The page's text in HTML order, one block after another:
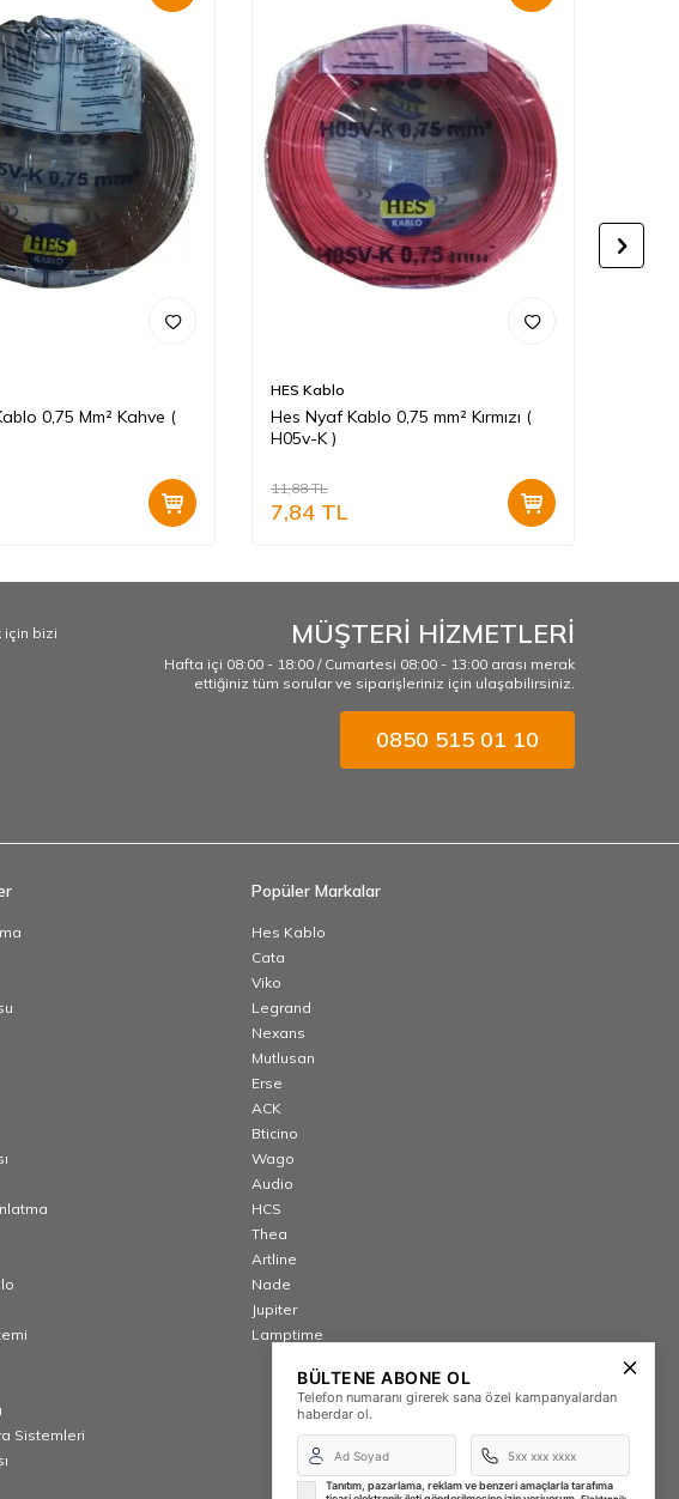
0,75 Mm² Kahve (
HES Kablo
Hes Nyaf Kablo 0,75 mm² Kırmızı (
H05v-K )
11,88TL
7,84 TL
için bizi
MÜŞTERİ HİZMETLERİ
Hafta içi 08:00 - 18:00 / Cumartesi 08:00 - 13:00 arası merak
ettiğiniz tüm sorular ve siparişleriniz için ulaşabilirsiniz.
0850 515 01 10
Sistemleri
Popüler Markalar
Hes Kablo
Cata
Viko
Legrand
Nexans
Mutlusan
Erse
ACK
Bticino
Wago
Audio
HCS
Thea
Artline
Nade
Jupiter
Lamptime
BÜLTENE ABONE OL
Telefon numaranı girerek sana özel kampanyalardan
haberdar ol.
Tanıtım, pazarlama, reklam ve benzeri amaçlarla tarafıma